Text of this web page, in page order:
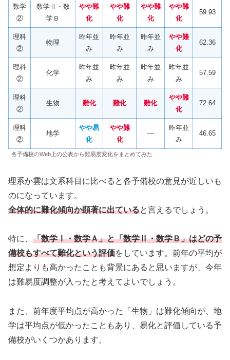
数学
②
数学Ⅱ・数
学Ｂ
やや難
化
やや難
化
やや難
化
やや難
化
59.93
理科
②
物理
昨年並
み
昨年並
み
昨年並
み
やや難
化
62.36
理科
②
化学
昨年並
み
昨年並
み
昨年並
み
昨年並
み
57.59
理科
②
生物 難化 難化 難化
やや難
化
72.64
理科
②
地学
やや易
化
やや難
化
―
昨年並
み
46.65
各予備校のWeb上の公表から難易度変化をまとめてみた
理系か雲は文系科目に比べると各予備校の意見が近しいも
のになっています。
全体的に難化傾向か顕著に出ていると言えるでしょう。
特に、 「数学Ⅰ・数学Ａ」と「数学Ⅱ・数学Ｂ」はどの予
備校もすべて難化という評価をしています。前年の平均が
想定よりも高かったことも背景にあると思いますが、今年
は難易度調整が入ったと考えてよいでしょう。
また、前年度平均点が高かった「生物」は難化傾向が、地
学は平均点が低かったこともあり、易化と評価している予
備校がいくつかあります。